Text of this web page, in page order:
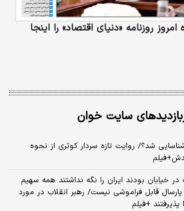
روزنامه «دنیای‌ اقتصاد» را اینجا
سایت خوان
شد؟/ روایت تازه سردار کوثری از نحوه
در خیابان بودند ایران را نگه نداشتند همه سهیم
قابل فراموشی نیست/ رهبر انقلاب در مورد
+فیلم